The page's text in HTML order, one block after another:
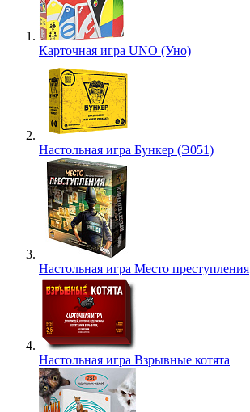
Карточная игра UNO (Уно)
Настольная игра Бункер (Э051)
Настольная игра Место преступления
Настольная игра Взрывные котята